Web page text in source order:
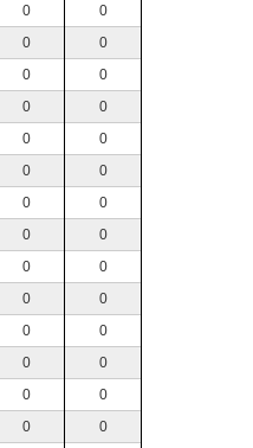
0
0
0
0
0
0
0
0
0
0
0
0
0
0
0
0
0
0
0
0
0
0
0
0
0
0
0
0